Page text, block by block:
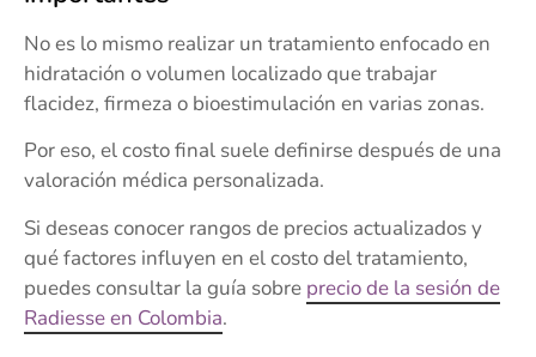
No es lo mismo realizar un tratamiento enfocado en
hidratación o volumen localizado que trabajar
flacidez, firmeza o bioestimulación en varias zonas.
Por eso, el costo final suele definirse después de una
valoración médica personalizada.
Si deseas conocer rangos de precios actualizados y
qué factores influyen en el costo del tratamiento,
puedes consultar la guía sobre precio de la sesión de
Radiesse en Colombia.